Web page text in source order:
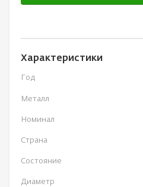
Характеристики
Год
Металл
Номинал
Страна
Состояние
Диаметр